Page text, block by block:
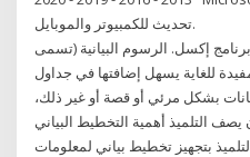
تحديث للكمبيوتر والموبايل.
إكسل. الرسوم البيانية (تسمى
للغاية يسهل إضافتها في جداول
بشكل مرئي أو قصة أو غير ذلك،
التلميذ أهمية التخطيط البياني
2. أن يقوم التلميذ بتجهيز تخطيط بياني لمعلومات